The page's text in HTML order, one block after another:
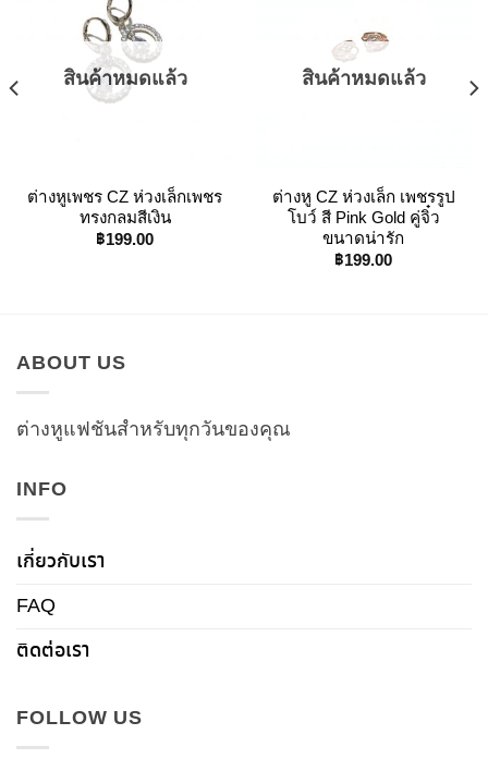
Wishlist
สินค้าหมดแล้ว
ต่างหูเพชร CZ ห่วงเล็กเพชร
ทรงกลมสีเงิน
฿199.00
Wishlist
สินค้าหมดแล้ว
ต่างหู CZ ห่วงเล็ก เพชรรูป
โบว์ สี Pink Gold คู่จิ๋ว
ขนาดน่ารัก
฿199.00
ABOUT US
ต่างหูแฟชันสำหรับทุกวันของคุณ
INFO
เกี่ยวกับเรา
FAQ
ติดต่อเรา
FOLLOW US